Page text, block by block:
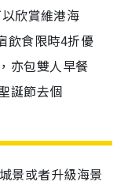
欣賞維港海
飲食限時4折優
亦包雙人早餐
誕節去個
景或者升級海景